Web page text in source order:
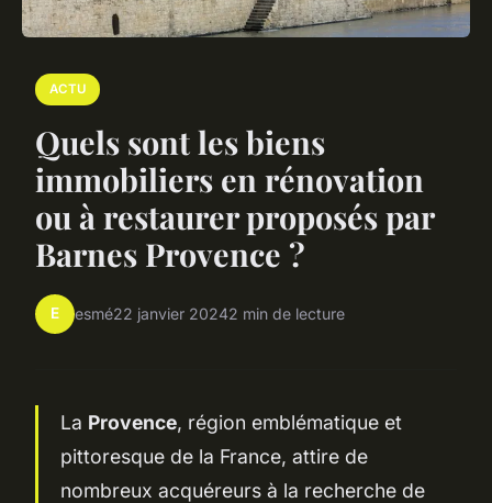
ACTU
Quels sont les biens
immobiliers en rénovation
ou à restaurer proposés par
Barnes Provence ?
E esmé22 janvier 20242 min de lecture
La Provence, région emblématique et
pittoresque de la France, attire de
nombreux acquéreurs à la recherche de